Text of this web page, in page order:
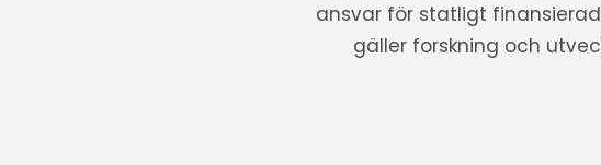
ansvar för statligt
gäller forskning och